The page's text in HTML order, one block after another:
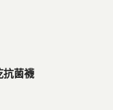
抗菌襪